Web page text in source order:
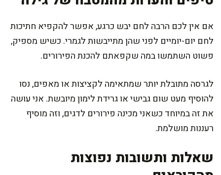
אם אין לכם הרבה לחם יבש כרגע, אפשר להקפיא חתיכות
לחם יום-יומיים לפני שהן מתייבשות לגמרי. כשיש מספיק,
פשוט השתמשו במה שקפאתם להכנת הפירורים.
לגרסה מתובלת יותר שמתאימה לקציצות או מאפים, נסו
להוסיף מעט שום גבישי או גרידת לימון מיובשת. אני עושה
את זה במיוחד כשאני מכינה פירורים לדגים, וזה מוסיף
רעננות מושלמת.
שאלות ותשובות נפוצות